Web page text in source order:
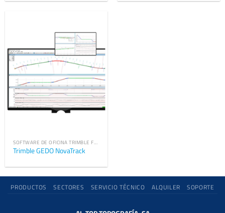
SOFTWARE DE OFICINA TRIMBLE FERROVIARIO
Trimble GEDO NovaTrack
PRODUCTOS SECTORES SERVICIO TÉCNICO ALQUILER SOPORTE